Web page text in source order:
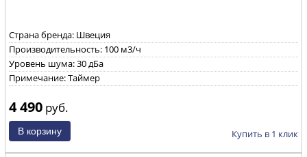
Страна бренда: Швеция
Производительность: 100 м3/ч
Уровень шума: 30 дБа
Примечание: Таймер
4 490 руб.
Купить в 1 клик